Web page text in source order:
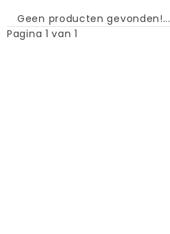
Geen producten gevonden!...
Pagina 1 van 1